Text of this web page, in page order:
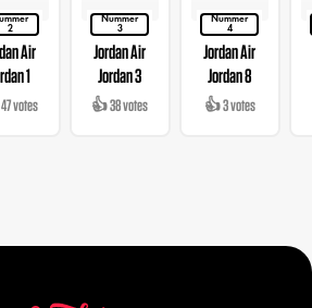
2
Air
1
votes
Nummer
3
Jordan Air
Jordan 3
👍 38 votes
Nummer
4
Jordan Air
Jordan 8
👍 3 votes